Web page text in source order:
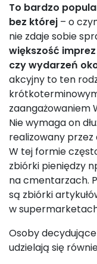
To bardzo
bez której – o
nie zdaje sobie
większość
czy wydarzeń
akcyjny to ten
zaangażowaniem
Nie wymaga on
realizowany przez
W tej formie
zbiórki pieniędzy
na cmentarzach.
są zbiórki
w
Osoby
udzielają się